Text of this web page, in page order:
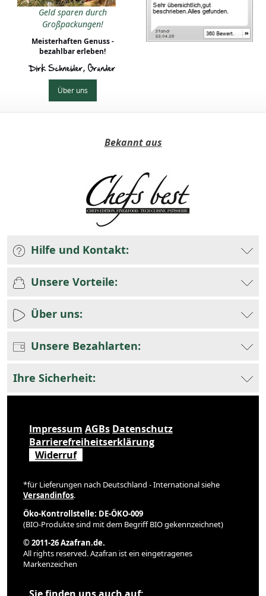
Geld sparen durch
Großpackungen!
Meisterhaften Genuss -
bezahlbar erleben!
Dirk Schneider, Gründer
Über uns
Bekannt aus
Hilfe und Kontakt:
Unsere Vorteile:
Über uns:
Unsere Bezahlarten:
Ihre Sicherheit:
Impressum AGBs Datenschutz
Barrierefreiheitserklärung
Widerruf
*für Lieferungen nach Deutschland - International siehe
Versandinfos.
Öko-Kontrollstelle: DE-ÖKO-009
(BIO-Produkte sind mit dem Begriff BIO gekennzeichnet)
© 2011-26 Azafran.de.
All rights reserved. Azafran ist ein eingetragenes
Markenzeichen